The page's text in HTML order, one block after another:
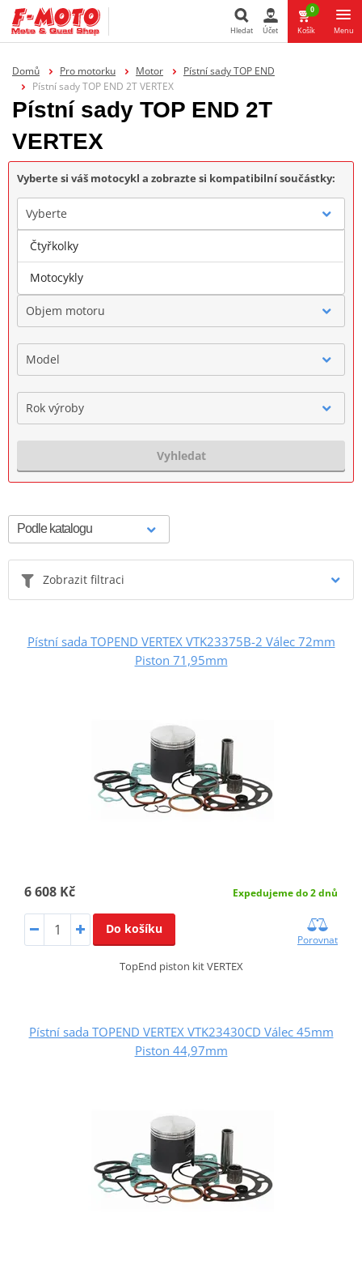
Hledat Účet
0
Košík Menu
Domů Pro motorku Motor
Pístní sady TOP END
Pístní sady TOP END 2T VERTEX
Pístní sady TOP END 2T
VERTEX
Vyberte si váš motocykl a zobrazte si kompatibilní součástky:
Vyberte
Značka
Objem motoru
Model
Rok výroby
Vyhledat
Zobrazit filtraci
Pístní sada TOPEND VERTEX VTK23375B-2 Válec 72mm
Piston 71,95mm
6 608 Kč Expedujeme do 2 dnů
Do košíku
Porovnat
TopEnd piston kit VERTEX
Pístní sada TOPEND VERTEX VTK23430CD Válec 45mm
Piston 44,97mm
Čtyřkolky
Motocykly